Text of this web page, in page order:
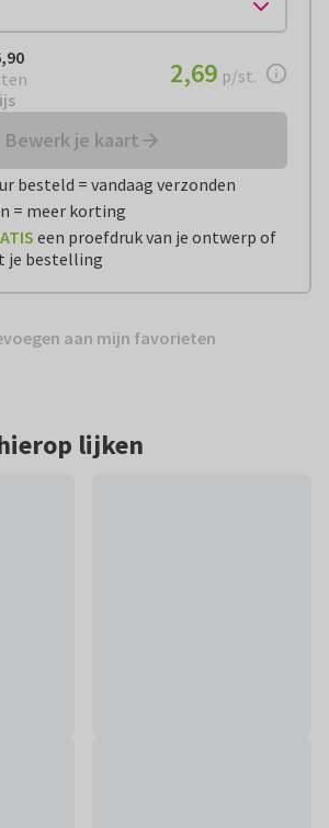
€ 2,69per stuk
2,69 p/st.
Bewerk je kaart
besteld = vandaag verzonden
= meer korting
een proefdruk van je ontwerp of
je bestelling
aan mijn favorieten
lijken